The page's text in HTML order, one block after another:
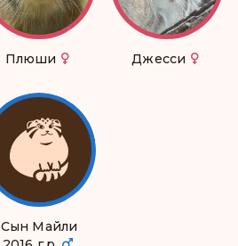
Плюши Джесси
Сын Майли